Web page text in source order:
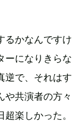
るかなんですけ
ーになりきらな
逆で、それはす
や共演者の方々
楽しかった。